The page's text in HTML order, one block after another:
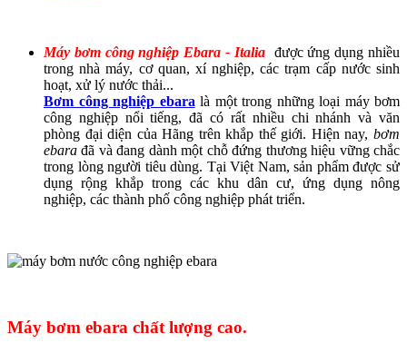
Máy bơm công nghiệp Ebara - Italia được ứng dụng nhiều
trong nhà máy, cơ quan, xí nghiệp, các trạm cấp nước sinh
hoạt, xử lý nước thải...
Bơm công nghiệp ebara là một trong những loại máy bơm
công nghiệp nổi tiếng, đã có rất nhiều chi nhánh và văn
phòng đại diện của Hãng trên khắp thế giới. Hiện nay, bơm
ebara đã và đang dành một chỗ đứng thương hiệu vững chắc
trong lòng người tiêu dùng. Tại Việt Nam, sản phẩm được sử
dụng rộng khắp trong các khu dân cư, ứng dụng nông
nghiệp, các thành phố công nghiệp phát triển.
Máy bơm ebara chất lượng cao.